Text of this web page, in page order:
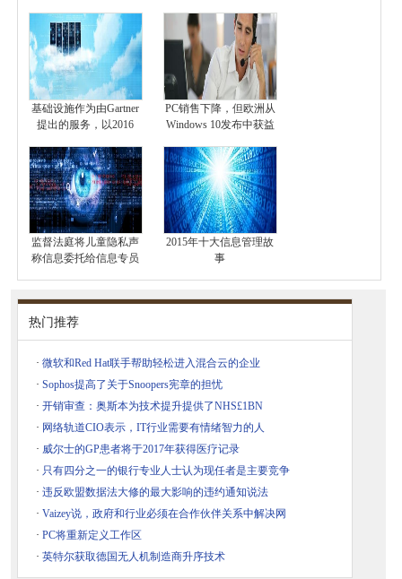
基础设施作为由Gartner
提出的服务，以2016
PC销售下降，但欧洲从
Windows 10发布中获益
监督法庭将儿童隐私声
称信息委托给信息专员
2015年十大信息管理故
事
热门推荐
· 微软和Red Hat联手帮助轻松进入混合云的企业
· Sophos提高了关于Snoopers宪章的担忧
· 开销审查：奥斯本为技术提升提供了NHS£1BN
· 网络轨道CIO表示，IT行业需要有情绪智力的人
· 威尔士的GP患者将于2017年获得医疗记录
· 只有四分之一的银行专业人士认为现任者是主要竞争
· 违反欧盟数据法大修的最大影响的违约通知说法
· Vaizey说，政府和行业必须在合作伙伴关系中解决网
· PC将重新定义工作区
· 英特尔获取德国无人机制造商升序技术